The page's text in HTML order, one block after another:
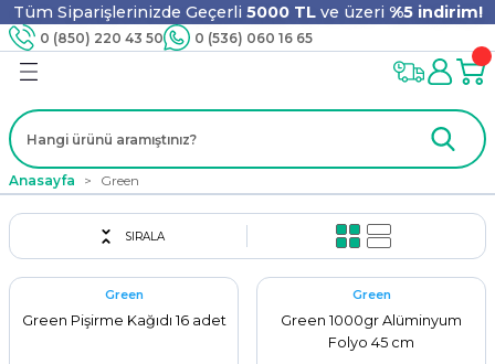
Tüm Siparişlerinizde Geçerli 5000 TLve üzeri %5 indirim!
0 (850) 220 43 50 0 (536) 060 16 65
Geri Dön
Geri Dön
Ürünleri
Geri Dön
Geri Dön
Tahta Karıştırıcı
Geri Dön
Geri Dön
Geri Dön
Geri Dön
Anasayfa Green
SIRALA
Green
Green Pişirme Kağıdı 16 adet
Green
Green 1000gr Alüminyum
Folyo 45 cm